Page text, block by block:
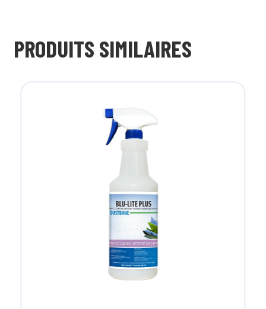
PRODUITS SIMILAIRES